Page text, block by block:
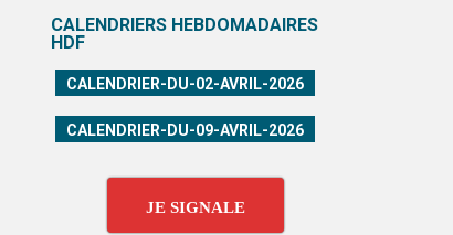
CALENDRIERS HEBDOMADAIRES
HDF
CALENDRIER-DU-02-AVRIL-2026
CALENDRIER-DU-09-AVRIL-2026
JE SIGNALE